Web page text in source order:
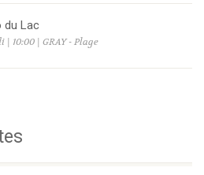
du Lac
| 10:00 | GRAY - Plage